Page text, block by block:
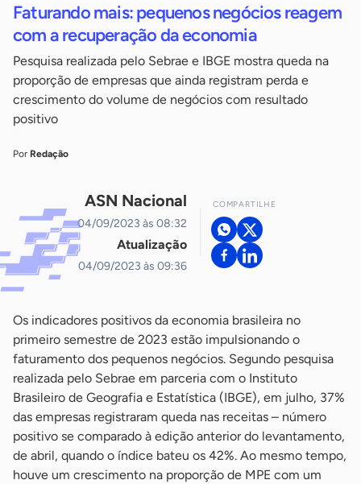
Faturando mais: pequenos negócios reagem
com a recuperação da economia
Pesquisa realizada pelo Sebrae e IBGE mostra queda na
proporção de empresas que ainda registram perda e
crescimento do volume de negócios com resultado
positivo
Por Redação
ASN Nacional
04/09/2023 às 08:32
Atualização
04/09/2023 às 09:36
COMPARTILHE
Os indicadores positivos da economia brasileira no
primeiro semestre de 2023 estão impulsionando o
faturamento dos pequenos negócios. Segundo pesquisa
realizada pelo Sebrae em parceria com o Instituto
Brasileiro de Geografia e Estatística (IBGE), em julho, 37%
das empresas registraram queda nas receitas – número
positivo se comparado à edição anterior do levantamento,
de abril, quando o índice bateu os 42%. Ao mesmo tempo,
houve um crescimento na proporção de MPE com um